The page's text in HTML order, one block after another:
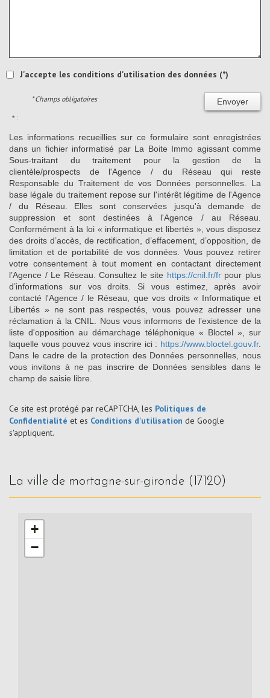
J'accepte les conditions d'utilisation des données (*)
Envoyer
* Champs obligatoires
* :
Les informations recueillies sur ce formulaire sont enregistrées
dans un fichier informatisé par La Boite Immo agissant comme
Sous-traitant du traitement pour la gestion de la
clientèle/prospects de l'Agence / du Réseau qui reste
Responsable du Traitement de vos Données personnelles. La
base légale du traitement repose sur l'intérêt légitime de l'Agence
/ du Réseau. Elles sont conservées jusqu'à demande de
suppression et sont destinées à l'Agence / au Réseau.
Conformément à la loi « informatique et libertés », vous disposez
des droits d’accès, de rectification, d’effacement, d’opposition, de
limitation et de portabilité de vos données. Vous pouvez retirer
votre consentement à tout moment en contactant directement
l’Agence / Le Réseau. Consultez le site https://cnil.fr/frpour plus
d’informations sur vos droits. Si vous estimez, après avoir
contacté l'Agence / le Réseau, que vos droits « Informatique et
Libertés » ne sont pas respectés, vous pouvez adresser une
réclamation à la CNIL. Nous vous informons de l’existence de la
liste d'opposition au démarchage téléphonique « Bloctel », sur
laquelle vous pouvez vous inscrire ici : https://www.bloctel.gouv.fr.
Dans le cadre de la protection des Données personnelles, nous
vous invitons à ne pas inscrire de Données sensibles dans le
champ de saisie libre.
Ce site est protégé par reCAPTCHA, les Politiques de
Confidentialité et es Conditions d'utilisation de Google
s'appliquent.
la ville de mortagne-sur-gironde (17120)
+
−